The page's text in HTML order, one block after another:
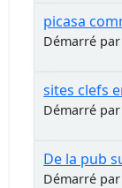
picasa
Démarré
sites clefs
Démarré
De la pub
Démarré par